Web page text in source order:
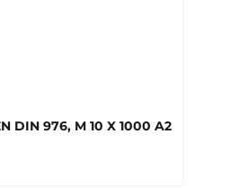
DIN 976, M 10 X 1000 A2